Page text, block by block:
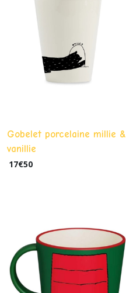
Gobelet porcelaine millie &
vanillie
17€50